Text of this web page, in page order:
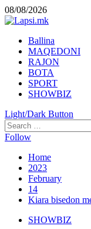
Skip
to
08/08/2026
Primary
Menu
Ballina
MAQEDONI
RAJON
BOTA
SPORT
SHOWBIZ
Light/Dark Button
Search
for:
Follow
Home
2023
February
14
Kiara bisedon
SHOWBIZ